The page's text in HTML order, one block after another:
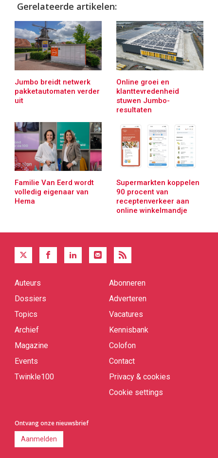
Gerelateerde artikelen:
Jumbo breidt netwerk
pakketautomaten verder
uit
Online groei en
klanttevredenheid
stuwen Jumbo-
resultaten
Familie Van Eerd wordt
volledig eigenaar van
Hema
Supermarkten koppelen
90 procent van
receptenverkeer aan
online winkelmandje
Quick
Auteurs
Dossiers
Topics
Archief
Magazine
Events
Twinkle100
Abonneren
Adverteren
Vacatures
Kennisbank
Colofon
Contact
Privacy & cookies
Cookie settings
Ontvang onze nieuwsbrief
Aanmelden